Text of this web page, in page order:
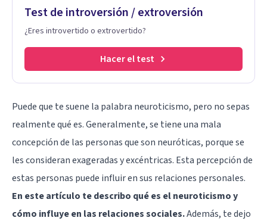
Test de introversión / extroversión
¿Eres introvertido o extrovertido?
Hacer el test
Puede que te suene la palabra neuroticismo, pero no sepas
realmente qué es. Generalmente, se tiene una mala
concepción de las personas que son neuróticas, porque se
les consideran exageradas y excéntricas. Esta percepción de
estas personas puede influir en sus relaciones personales.
En este artículo te describo qué es el neuroticismo y
cómo influye en las relaciones sociales.Además, te dejo